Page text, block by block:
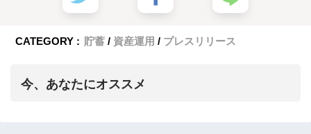
CATEGORY : 貯蓄 資産運用 プレスリリース
今、あなたにオススメ